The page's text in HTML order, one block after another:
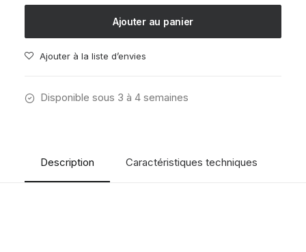
Ajouter au panier
Ajouter à la liste d’envies
Disponible sous 3 à 4 semaines
Description Caractéristiques techniques